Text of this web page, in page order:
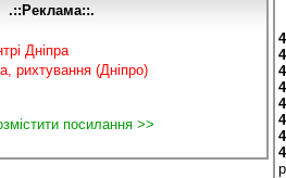
.::Реклама::.
Дніпра
рихтування (Дніпро)
посилання >>